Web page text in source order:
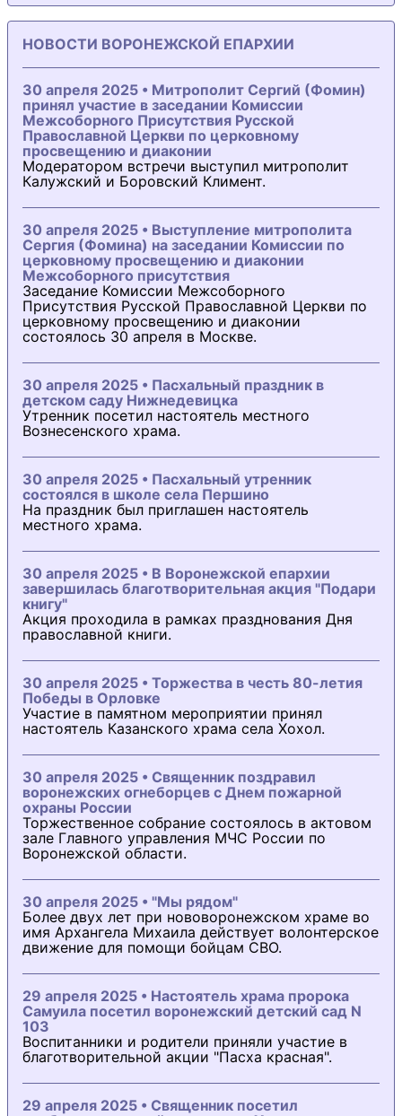
НОВОСТИ ВОРОНЕЖСКОЙ ЕПАРХИИ
30 апреля 2025 • Митрополит Сергий (Фомин)
принял участие в заседании Комиссии
Межсоборного Присутствия Русской
Православной Церкви по церковному
просвещению и диаконии
Модератором встречи выступил митрополит
Калужский и Боровский Климент.
30 апреля 2025 • Выступление митрополита
Сергия (Фомина) на заседании Комиссии по
церковному просвещению и диаконии
Межсоборного присутствия
Заседание Комиссии Межсоборного
Присутствия Русской Православной Церкви по
церковному просвещению и диаконии
состоялось 30 апреля в Москве.
30 апреля 2025 • Пасхальный праздник в
детском саду Нижнедевицка
Утренник посетил настоятель местного
Вознесенского храма.
30 апреля 2025 • Пасхальный утренник
состоялся в школе села Першино
На праздник был приглашен настоятель
местного храма.
30 апреля 2025 • В Воронежской епархии
завершилась благотворительная акция "Подари
книгу"
Акция проходила в рамках празднования Дня
православной книги.
30 апреля 2025 • Торжества в честь 80-летия
Победы в Орловке
Участие в памятном мероприятии принял
настоятель Казанского храма села Хохол.
30 апреля 2025 • Священник поздравил
воронежских огнеборцев с Днем пожарной
охраны России
Торжественное собрание состоялось в актовом
зале Главного управления МЧС России по
Воронежской области.
30 апреля 2025 • "Мы рядом"
Более двух лет при нововоронежском храме во
имя Архангела Михаила действует волонтерское
движение для помощи бойцам СВО.
29 апреля 2025 • Настоятель храма пророка
Самуила посетил воронежский детский сад N
103
Воспитанники и родители приняли участие в
благотворительной акции "Пасха красная".
29 апреля 2025 • Священник посетил